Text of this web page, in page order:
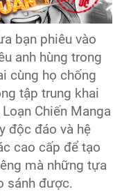
bạn phiêu vào
anh hùng trong
cùng họ chống
tập trung khai
Chiến Manga
độc đáo và hệ
cao cấp để tạo
mà những tựa
sánh được.